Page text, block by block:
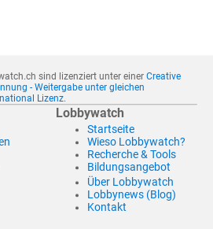
sind lizenziert unter einer Creative
- Weitergabe unter gleichen
Lizenz.
Lobbywatch
Startseite
Wieso Lobbywatch?
Recherche & Tools
Bildungsangebot
Über Lobbywatch
Lobbynews (Blog)
Kontakt